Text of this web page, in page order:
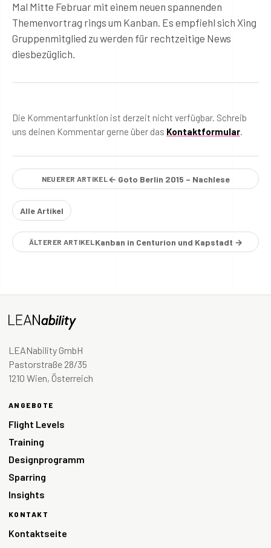
Mal Mitte Februar mit einem neuen spannenden
Themenvortrag rings um Kanban. Es empfiehl sich Xing
Gruppenmitglied zu werden für rechtzeitige News
diesbezüglich.
Die Kommentarfunktion ist derzeit nicht verfügbar. Schreib
uns deinen Kommentar gerne über das Kontaktformular.
NEUERER ARTIKEL← Goto Berlin 2015 – Nachlese
Alle Artikel
ÄLTERER ARTIKELKanban in Centurion und Kapstadt →
LEANability GmbH
Pastorstraße 28/35
1210 Wien, Österreich
ANGEBOTE
Flight Levels
Training
Designprogramm
Sparring
Insights
KONTAKT
Kontaktseite